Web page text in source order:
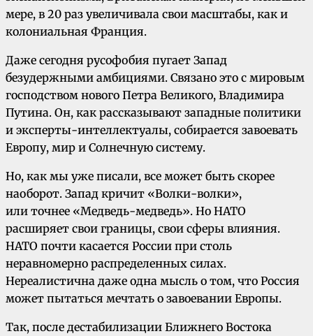
мере, в 20 раз увеличивала свои масштабы, как и
колониальная Франция.
Даже сегодня русофобия пугает Запад
безудержными амбициями. Связано это с мировым
господством нового Петра Великого, Владимира
Путина. Он, как рассказывают западные политики
и эксперты-интеллектуалы, собирается завоевать
Европу, мир и Солнечную систему.
Но, как мы уже писали, все может быть скорее
наоборот. Запад кричит «Волки-волки»,
или точнее «Медведь-медведь». Но НАТО
расширяет свои границы, свои сферы влияния.
НАТО почти касается России при столь
неравномерно распределенных силах.
Нереалистична даже одна мысль о том, что Россия
может пытаться мечтать о завоевании Европы.
Так, после дестабилизации Ближнего Востока